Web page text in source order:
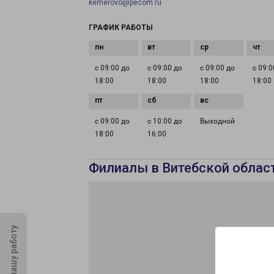
kemerovo@pecom.ru
ГРАФИК РАБОТЫ
с 09:00 до
18:00
с 09:00 до
18:00
с 09:00 до
18:00
с
18:00
с 09:00 до
18:00
с 10:00 до
16:00
Выходной
Филиалы в Витебской